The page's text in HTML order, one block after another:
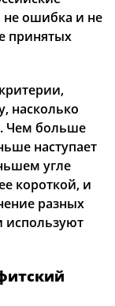
не ошибка и не
принятых
насколько
Чем больше
наступает
угле
короткой, и
разных
используют